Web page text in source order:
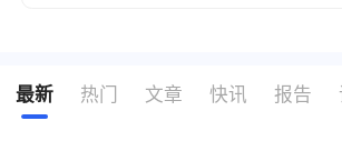
最新 热门 文章 快讯 报告